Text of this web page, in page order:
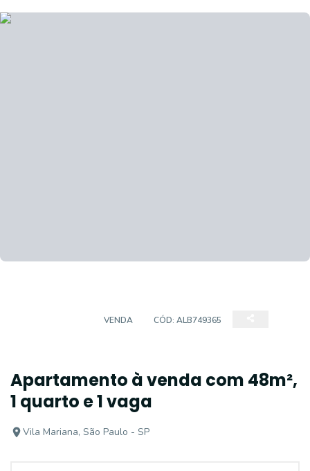
VENDA CÓD: ALB749365
Apartamento à venda com 48m²,
1 quarto e 1 vaga
Vila Mariana, São Paulo - SP